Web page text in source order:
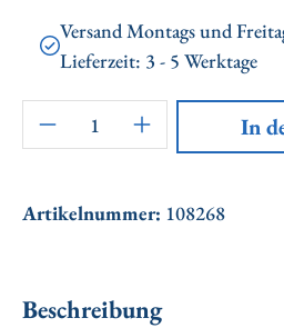
Versand Montags und
Lieferzeit: 3 - 5 Werktage
Artikel Anzahl: Gib In
Artikelnummer: 108268
Beschreibung